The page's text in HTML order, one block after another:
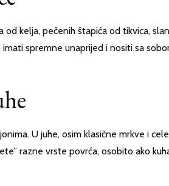
kelja, pečenih štapića od tikvica,
spremne unaprijed i nositi sa
U juhe, osim klasične mrkve i
razne vrste povrća, osobito ako